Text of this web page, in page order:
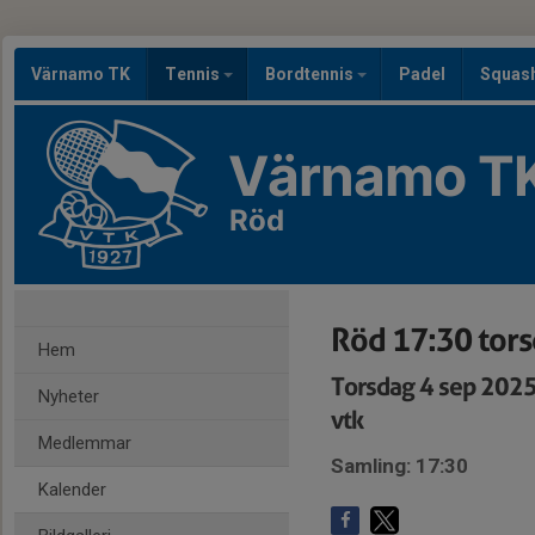
Värnamo TK Tennis Bordtennis Padel
Värnamo
Röd
Hem
Nyheter
Medlemmar
Kalender
Röd 17:30
Torsdag 4 sep
vtk
Samling: 17:30